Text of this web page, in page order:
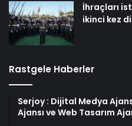
İhraçları
ikinci kez
Rastgele Haberler
Serjoy : Dijital Medya
Ajansı ve Web Tasarım